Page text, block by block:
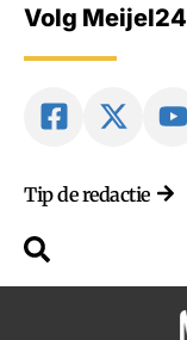
Volg Meijel24
Tip de redactie